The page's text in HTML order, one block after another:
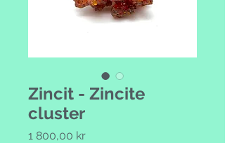
Zincit - Zincite
cluster
1 800,00 krPris